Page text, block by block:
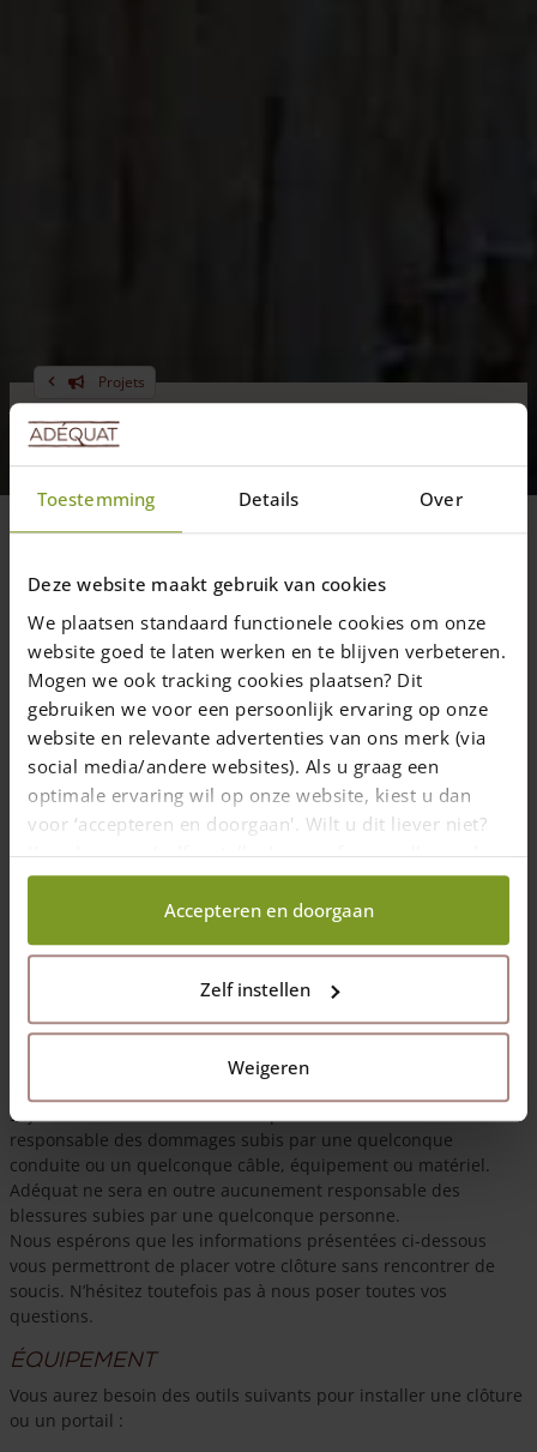
Toestemming Details Over
Deze website maakt gebruik van cookies
We plaatsen standaard functionele cookies om onze
website goed te laten werken en te blijven verbeteren.
Mogen we ook tracking cookies plaatsen? Dit
gebruiken we voor een persoonlijk ervaring op onze
website en relevante advertenties van ons merk (via
social media/andere websites). Als u graag een
optimale ervaring wil op onze website, kiest u dan
voor ‘accepteren en doorgaan'. Wilt u dit liever niet?
Kies dan voor ‘zelf instellen’ en geef aan welke cookies
wij wel mogen verzamelen.
Accepteren en doorgaan
Zelf instellen
Weigeren
Projets
Plan d’exécution pour
l’installation d’un treillage
Vous pouvez confier le placement des
expérimentés d’Adéquat. Il vous suffit de
nous demander un devis. Au cas où...
3 janvier 2018 —Rachel
5 min read
Vous pouvez confier le placement des piquets et de la clôture
aux collaborateurs expérimentés d’Adéquat. Il vous suffit de
nous demander undevis. Au cas où vous souhaiteriez toutefois
instructions nécessaires.
Il se peut que des câbles ou des conduites passent dans le sol à
l’endroit où vous souhaitez placer votre clôture et/ou portail.
sujet avant de commencer. Adéquat ne sera en aucun cas
responsable des dommages subis par une quelconque
conduite ou un quelconque câble, équipement ou matériel.
Adéquat ne sera en outre aucunement responsable des
blessures subies par une quelconque personne.
Nous espérons que les informations présentées ci-dessous
vous permettront de placer votre clôture sans rencontrer de
soucis. N’hésitez toutefois pas à nous poser toutes vos
questions.
Équipement
Vous aurez besoin des outils suivants pour installer une clôture
ou un portail :